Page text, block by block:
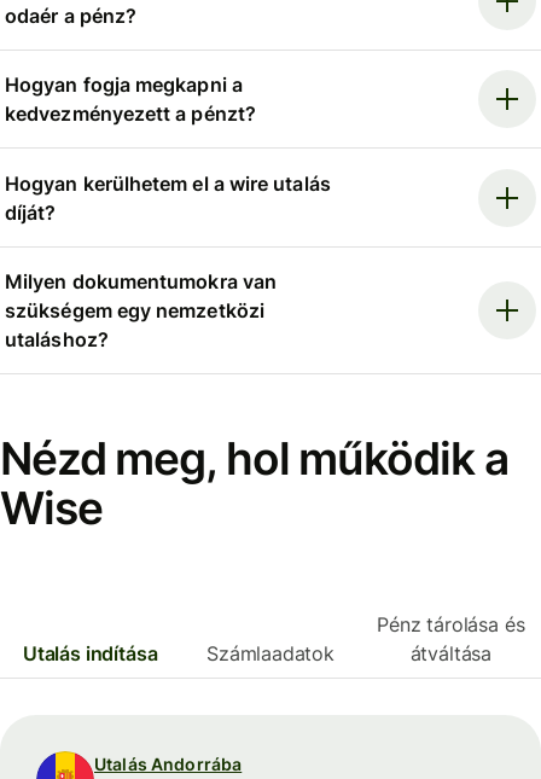
odaér a pénz?
Hogyan fogja megkapni a
kedvezményezett a pénzt?
Hogyan kerülhetem el a wire utalás
díját?
Milyen dokumentumokra van
szükségem egy nemzetközi
utaláshoz?
Nézd meg, hol működik a
Wise
Utalás indítása Számlaadatok
Pénz tárolása és
átváltása
Utalás Andorrába